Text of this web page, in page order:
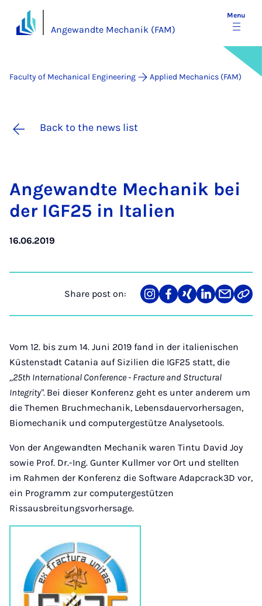
Angewandte Mechanik (FAM)
Menu
Faculty of Mechanical Engineering Applied Mechanics (FAM)
Back to the news list
An­ge­wandte Mech­anik bei
der IG­F25 in It­ali­en
16.06.2019
Share post on:
Share
on
Teilen
auf
Teilen
auf
Teilen
auf
Teilen
über
Link
Vom 12. bis zum 14. Juni 2019 fand in der italienischen
Küstenstadt Catania auf Sizilien die IGF25 statt, die
,,25th International Conference - Fracture and Structural
Integrity". Bei dieser Konferenz geht es unter anderem um
die Themen Bruchmechanik, Lebensdauervorhersagen,
Biomechanik und computergestütze Analysetools.
Von der Angewandten Mechanik waren Tintu David Joy
sowie Prof. Dr.-Ing. Gunter Kullmer vor Ort und stellten
im Rahmen der Konferenz die Software Adapcrack3D vor,
ein Programm zur computergestützen
Rissausbreitungsvorhersage.